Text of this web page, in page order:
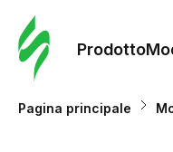
Prodotto
Pagina principale